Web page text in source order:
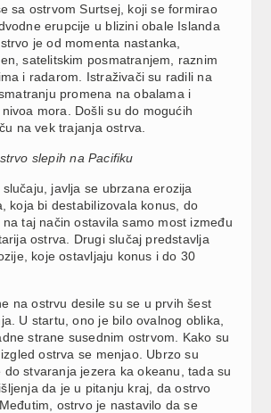
sa ostrvom Surtsej, koji se formirao
erupcije u blizini obale Islanda
je od momenta nastanka,
satelitskim posmatranjem, raznim
i radarom. Istraživači su radili na
promena na obalama i
mora. Došli su do mogućih
na vek trajanja ostrva.
slepih na Pacifiku
javlja se ubrzana erozija
koja bi destabilizovala konus, do
taj način ostavila samo most između
ostrva. Drugi slučaj predstavlja
koje ostavljaju konus i do 30
na ostrvu desile su se u prvih šest
U startu, ono je bilo ovalnog oblika,
strane susednim ostrvom. Kako su
ostrva se menjao. Ubrzo su
do stvaranja jezera ka okeanu, tada su
da je u pitanju kraj, da ostrvo
ostrvo je nastavilo da se